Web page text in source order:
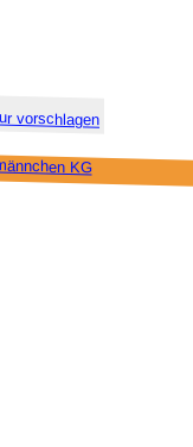
vor­schlagen
KG